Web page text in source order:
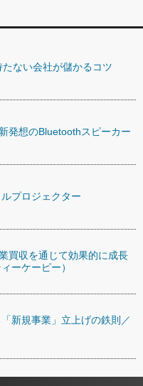
ない会社が儲かるコツ
発想のBluetoothスピーカー
プロジェクター
買収を通じて効果的に成長
ーケーピー）
新規事業」立上げの鉄則／